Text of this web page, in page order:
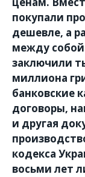
покупали
дешевле, а
между
заключили
миллиона
банковские
договоры,
и другая
кодекса
восьми лет